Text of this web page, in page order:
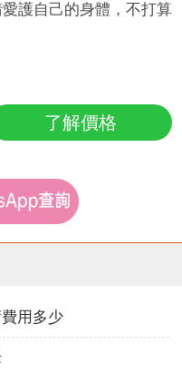
護自己的身體，不打算
了解價格
用多少